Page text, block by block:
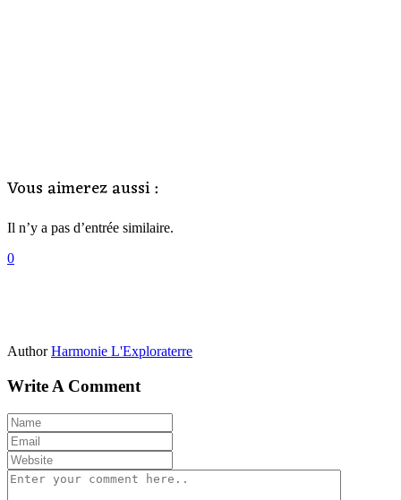
Vous aimerez aussi :
Il n’y a pas d’entrée similaire.
0
Author Harmonie L'Exploraterre
Write A Comment